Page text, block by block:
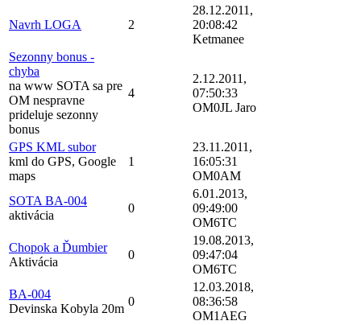
Navrh LOGA 2
28.12.2011,
20:08:42
Ketmanee
Sezonny bonus -
chyba
na www SOTA sa pre
OM nespravne
prideluje sezonny
bonus
4
2.12.2011,
07:50:33
OM0JL Jaro
GPS KML subor
kml do GPS, Google
maps
1
23.11.2011,
16:05:31
OM0AM
SOTA BA-004
aktivácia
0
6.01.2013,
09:49:00
OM6TC
Chopok a Ďumbier
Aktivácia
0
19.08.2013,
09:47:04
OM6TC
BA-004
Devinska Kobyla 20m
0
12.03.2018,
08:36:58
OM1AEG